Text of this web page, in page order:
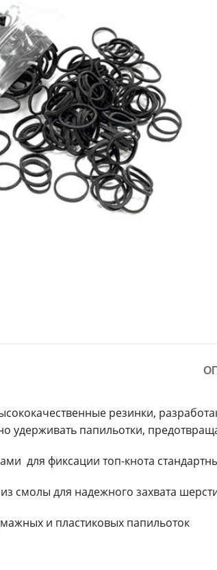
резинки,
удерживать папильотки,
для фиксации топ-кнота
смолы для надежного захвата
и пластиковых папильоток